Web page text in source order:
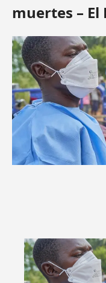
muertes –